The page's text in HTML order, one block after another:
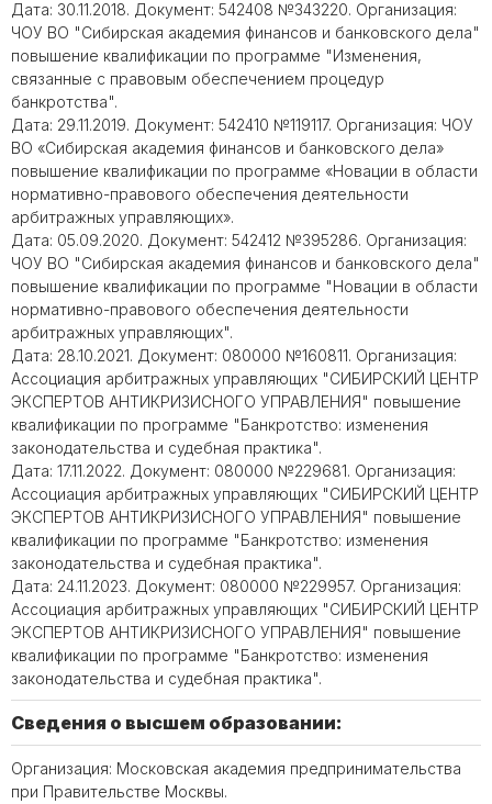
Дата: 30.11.2018. Документ: 542408 №343220. Организация:
ЧОУ ВО "Сибирская академия финансов и банковского дела"
повышение квалификации по программе "Изменения,
связанные с правовым обеспечением процедур
банкротства".
Дата: 29.11.2019. Документ: 542410 №119117. Организация: ЧОУ
ВО «Сибирская академия финансов и банковского дела»
повышение квалификации по программе «Новации в области
нормативно-правового обеспечения деятельности
арбитражных управляющих».
Дата: 05.09.2020. Документ: 542412 №395286. Организация:
ЧОУ ВО "Сибирская академия финансов и банковского дела"
повышение квалификации по программе "Новации в области
нормативно-правового обеспечения деятельности
арбитражных управляющих".
Дата: 28.10.2021. Документ: 080000 №160811. Организация:
Ассоциация арбитражных управляющих "СИБИРСКИЙ ЦЕНТР
ЭКСПЕРТОВ АНТИКРИЗИСНОГО УПРАВЛЕНИЯ" повышение
квалификации по программе "Банкротство: изменения
законодательства и судебная практика".
Дата: 17.11.2022. Документ: 080000 №229681. Организация:
Ассоциация арбитражных управляющих "СИБИРСКИЙ ЦЕНТР
ЭКСПЕРТОВ АНТИКРИЗИСНОГО УПРАВЛЕНИЯ" повышение
квалификации по программе "Банкротство: изменения
законодательства и судебная практика".
Дата: 24.11.2023. Документ: 080000 №229957. Организация:
Ассоциация арбитражных управляющих "СИБИРСКИЙ ЦЕНТР
ЭКСПЕРТОВ АНТИКРИЗИСНОГО УПРАВЛЕНИЯ" повышение
квалификации по программе "Банкротство: изменения
законодательства и судебная практика".
Сведения о высшем образовании:
Организация: Московская академия предпринимательства
при Правительстве Москвы.